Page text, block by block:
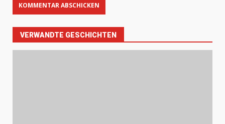
VERWANDTE GESCHICHTEN